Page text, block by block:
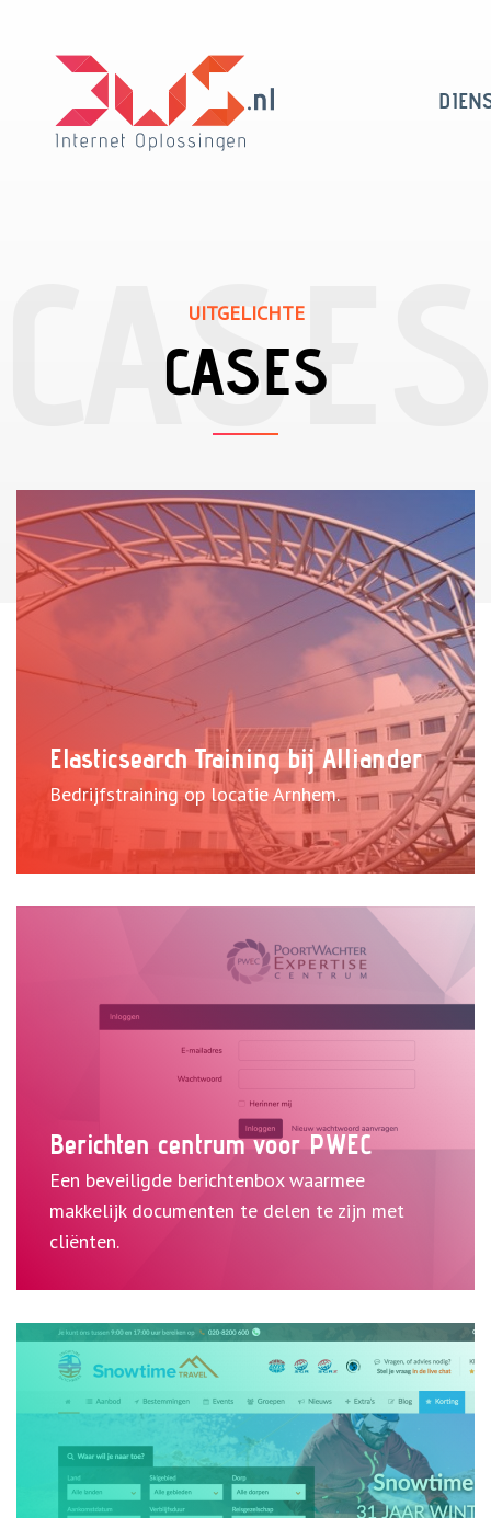
CASES
UITGELICHTE
Elasticsearch Training bij Alliander
Bedrijfstraining op locatie Arnhem.
Bekijk case
Berichten centrum voor PWEC
Een beveiligde berichtenbox waarmee
makkelijk documenten te delen te zijn met
cliënten.Bekijk case